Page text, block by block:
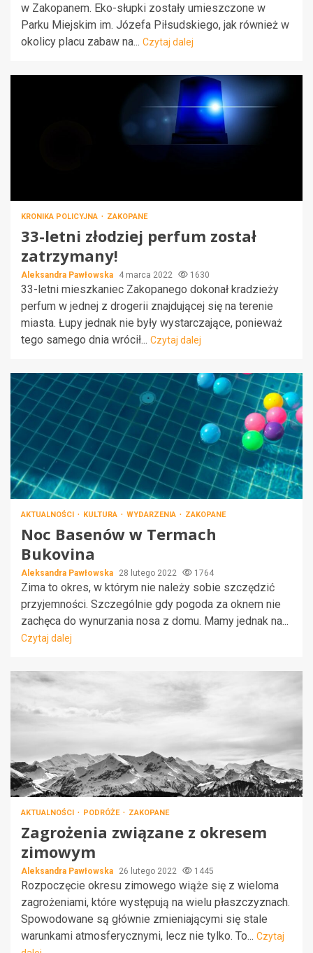
w Zakopanem. Eko-słupki zostały umieszczone w
Parku Miejskim im. Józefa Piłsudskiego, jak również w
okolicy placu zabaw na... Czytaj dalej
KRONIKA POLICYJNA ZAKOPANE
33-letni złodziej perfum został
zatrzymany!
Aleksandra Pawłowska 4 marca 2022 1630
33-letni mieszkaniec Zakopanego dokonał kradzieży
perfum w jednej z drogerii znajdującej się na terenie
miasta. Łupy jednak nie były wystarczające, ponieważ
tego samego dnia wrócił... Czytaj dalej
AKTUALNOŚCI KULTURA WYDARZENIA ZAKOPANE
Noc Basenów w Termach
Bukovina
Aleksandra Pawłowska 28 lutego 2022 1764
Zima to okres, w którym nie należy sobie szczędzić
przyjemności. Szczególnie gdy pogoda za oknem nie
zachęca do wynurzania nosa z domu. Mamy jednak na...
Czytaj dalej
AKTUALNOŚCI PODRÓŻE ZAKOPANE
Zagrożenia związane z okresem
zimowym
Aleksandra Pawłowska 26 lutego 2022 1445
Rozpoczęcie okresu zimowego wiąże się z wieloma
zagrożeniami, które występują na wielu płaszczyznach.
Spowodowane są głównie zmieniającymi się stale
warunkami atmosferycznymi, lecz nie tylko. To... Czytaj